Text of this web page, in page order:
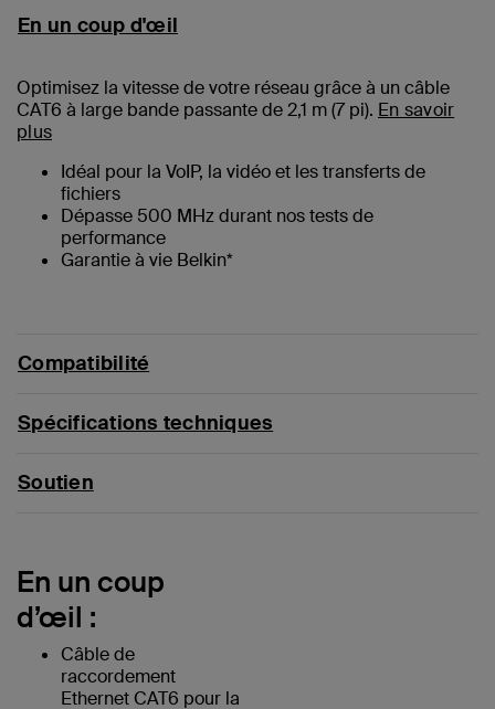
En un coup d'œil
Optimisez la vitesse de votre réseau grâce à un câble
CAT6 à large bande passante de 2,1 m (7pi). En savoir
plus
Idéal pour la VoIP, la vidéo et les transferts de
fichiers
Dépasse 500 MHz durant nos tests de
performance
Garantie à vie Belkin*
Compatibilité
Spécifications techniques
Soutien
En un coup
d’œil :
Câble de
raccordement
Ethernet CAT6 pour la